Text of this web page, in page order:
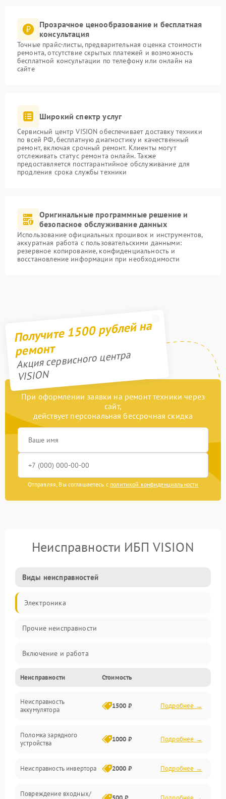
Прозрачное ценообразование и бесплатная
консультация
Точные прайс-листы, предварительная оценка стоимости
ремонта, отсутствие скрытых платежей и возможность
бесплатной консультации по телефону или онлайн на
сайте
Широкий спектр услуг
Сервисный центр VISION обеспечивает доставку техники
по всей РФ, бесплатную диагностику и качественный
ремонт, включая срочный ремонт. Клиенты могут
отслеживать статус ремонта онлайн. Также
предоставляется постгарантийное обслуживание для
продления срока службы техники
Оригинальные программные решение и
безопасное обслуживание данных
Использование официальных прошивок и инструментов,
аккуратная работа с пользовательскими данными:
резервное копирование, конфиденциальность и
восстановление информации при необходимости
Получите 1500 рублей на
ремонт
Акция сервисного центра
VISION
При оформлении заявки на ремонт техники через
сайт,
действует персональная бессрочная скидка
Отправляя, Вы соглашаетесь с политикой конфиденциальности
Неисправности ИБП VISION
Виды неисправностей
Электроника
Прочие неисправности
Включение и работа
Работа с нагрузкой
Звук и индикация
Неисправности Стоимость
Неисправность
аккумулятора
1500 ₽ Подробнее →
Поломка зарядного
устройства
1000 ₽ Подробнее →
Неисправность инвертора 2000 ₽ Подробнее →
Повреждение входных/